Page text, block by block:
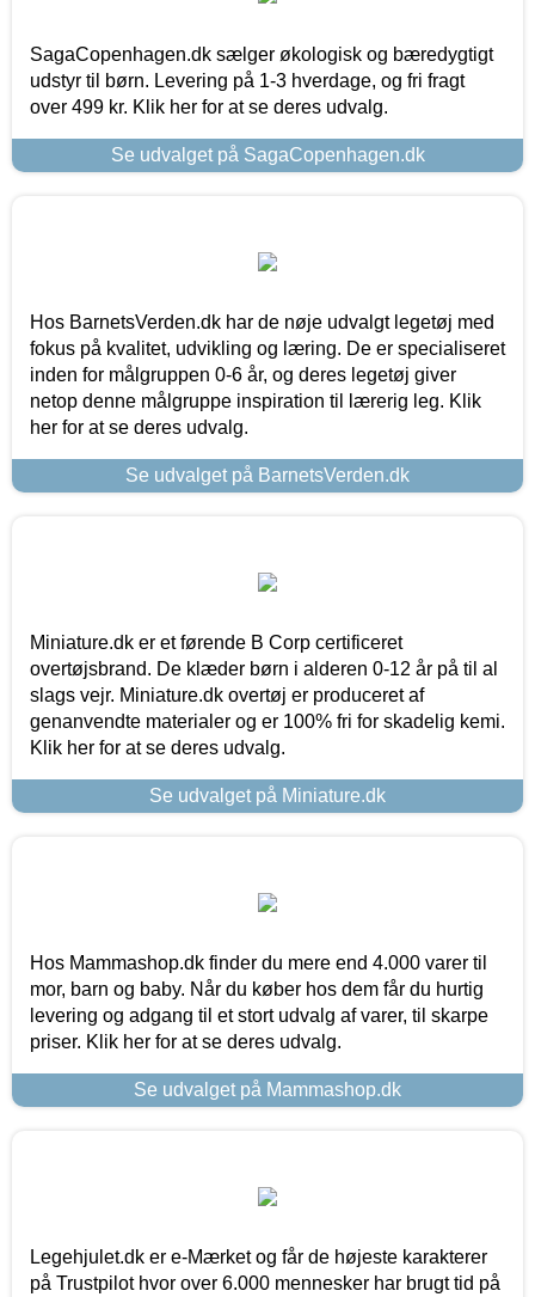
SagaCopenhagen.dk sælger økologisk og bæredygtigt
udstyr til børn. Levering på 1-3 hverdage, og fri fragt
over 499 kr. Klik her for at se deres udvalg.
Se udvalget på SagaCopenhagen.dk
Hos BarnetsVerden.dk har de nøje udvalgt legetøj med
fokus på kvalitet, udvikling og læring. De er specialiseret
inden for målgruppen 0-6 år, og deres legetøj giver
netop denne målgruppe inspiration til lærerig leg. Klik
her for at se deres udvalg.
Se udvalget på BarnetsVerden.dk
Miniature.dk er et førende B Corp certificeret
overtøjsbrand. De klæder børn i alderen 0-12 år på til al
slags vejr. Miniature.dk overtøj er produceret af
genanvendte materialer og er 100% fri for skadelig kemi.
Klik her for at se deres udvalg.
Se udvalget på Miniature.dk
Hos Mammashop.dk finder du mere end 4.000 varer til
mor, barn og baby. Når du køber hos dem får du hurtig
levering og adgang til et stort udvalg af varer, til skarpe
priser. Klik her for at se deres udvalg.
Se udvalget på Mammashop.dk
Legehjulet.dk er e-Mærket og får de højeste karakterer
på Trustpilot hvor over 6.000 mennesker har brugt tid på